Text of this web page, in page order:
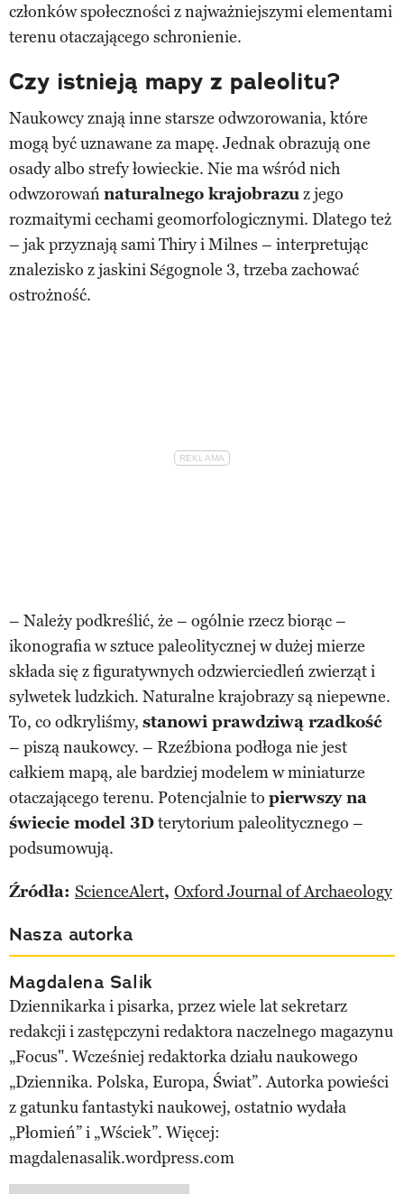
członków społeczności z najważniejszymi elementami
terenu otaczającego schronienie.
Czy istnieją mapy z paleolitu?
Naukowcy znają inne starsze odwzorowania, które
mogą być uznawane za mapę. Jednak obrazują one
osady albo strefy łowieckie. Nie ma wśród nich
odwzorowańnaturalnego krajobrazuz jego
rozmaitymi cechami geomorfologicznymi. Dlatego też
– jak przyznają sami Thiry i Milnes – interpretując
znalezisko z jaskini Ségognole 3, trzeba zachować
ostrożność.
– Należy podkreślić, że – ogólnie rzecz biorąc –
ikonografia w sztuce paleolitycznej w dużej mierze
składa się z figuratywnych odzwierciedleń zwierząt i
sylwetek ludzkich. Naturalne krajobrazy są niepewne.
To, co odkryliśmy, stanowi prawdziwą rzadkość
– piszą naukowcy. – Rzeźbiona podłoga nie jest
całkiem mapą, ale bardziej modelem w miniaturze
otaczającego terenu. Potencjalnie to pierwszy na
świecie model 3Dterytorium paleolitycznego –
podsumowują.
Źródła: ScienceAlert, Oxford Journal of Archaeology
Nasza autorka
Magdalena Salik
Dziennikarka i pisarka, przez wiele lat sekretarz
redakcji i zastępczyni redaktora naczelnego magazynu
„Focus". Wcześniej redaktorka działu naukowego
„Dziennika. Polska, Europa, Świat”. Autorka powieści
z gatunku fantastyki naukowej, ostatnio wydała
„Płomień” i „Wściek”. Więcej:
magdalenasalik.wordpress.com